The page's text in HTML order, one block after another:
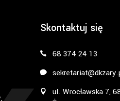
Skontaktuj się
68 374 24 13
ul. Wrocławska 7,